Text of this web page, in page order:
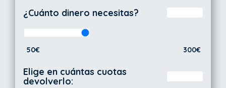
¿Cuánto dinero necesitas?
50€ 300€
Elige en cuántas cuotas
devolverlo: